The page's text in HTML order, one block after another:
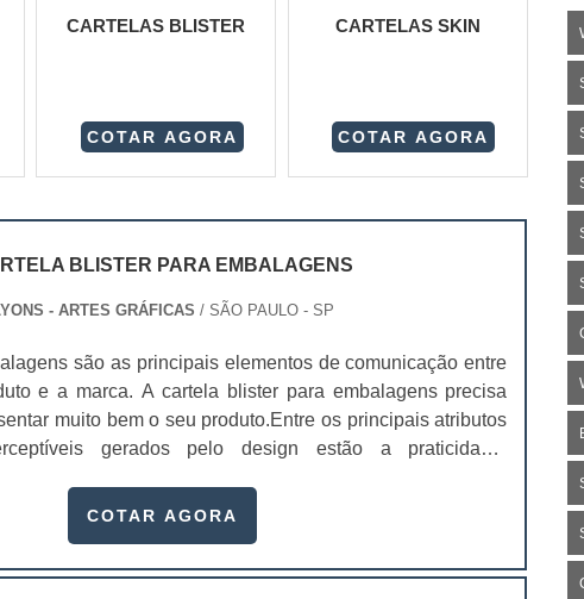
CARTELAS BLISTER
COTAR AGORA
CARTELAS SKIN
COTAR AGORA
BLISTER PARA EMBALAGENS
- ARTES GRÁFICAS / SÃO PAULO - SP
são as principais elementos de comunicação entre
e a marca. A cartela blister para embalagens precisa
muito bem o seu produto.Entre os principais atributos
gerados pelo design estão a praticidade,
são utilizadas em pro...
COTAR AGORA